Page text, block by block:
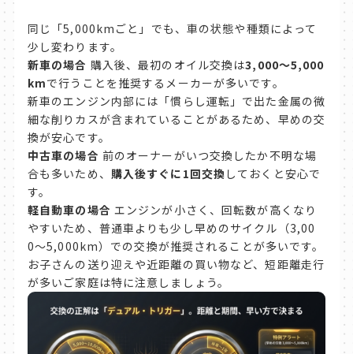
同じ「5,000kmごと」でも、車の状態や種類によって
少し変わります。
新車の場合 購入後、最初のオイル交換は3,000〜5,000
kmで行うことを推奨するメーカーが多いです。
新車のエンジン内部には「慣らし運転」で出た金属の微
細な削りカスが含まれていることがあるため、早めの交
換が安心です。
中古車の場合 前のオーナーがいつ交換したか不明な場
合も多いため、 購入後すぐに1回交換 しておくと安心で
す。
軽自動車の場合 エンジンが小さく、回転数が高くなり
やすいため、普通車よりも少し早めのサイクル（3,00
0〜5,000km）での交換が推奨されることが多いです。
お子さんの送り迎えや近距離の買い物など、短距離走行
が多いご家庭は特に注意しましょう。